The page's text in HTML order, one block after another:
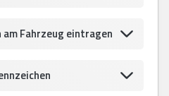
Fahrzeug eintragen